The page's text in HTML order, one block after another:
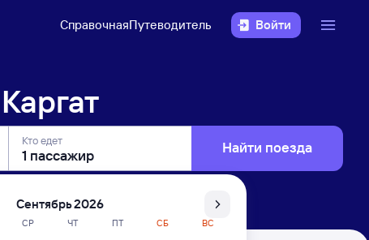
СправочнаяПутеводитель Войти
Кто едет Найти поезда
Сентябрь 2026
СР ЧТ ПТ СБ ВС